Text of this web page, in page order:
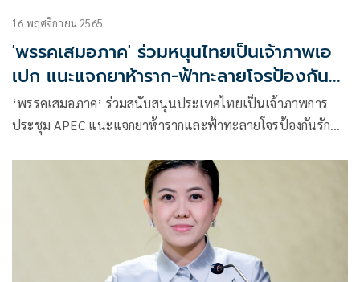
16 พฤศจิกายน 2565
'พรรคเสมอภาค' ร่วมหนุนไทยเป็นเจ้าภาพเอ
เปก แนะแจกยาห้าราก-ฟ้าทะลายโจรป้องกันโค
วิด
‘พรรคเสมอภาค’ ร่วมสนับสนุนประเทศไทยเป็นเจ้าภาพการ
ประชุม APEC แนะแจกยาห้ารากและฟ้าทะลายโจรป้องกันรักษา